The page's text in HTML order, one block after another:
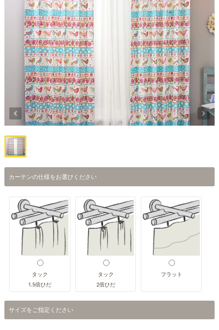
カーテンの仕様をお選びください
タック
1.5倍ひだ
タック
2倍ひだ
フラット
サイズをご指定ください